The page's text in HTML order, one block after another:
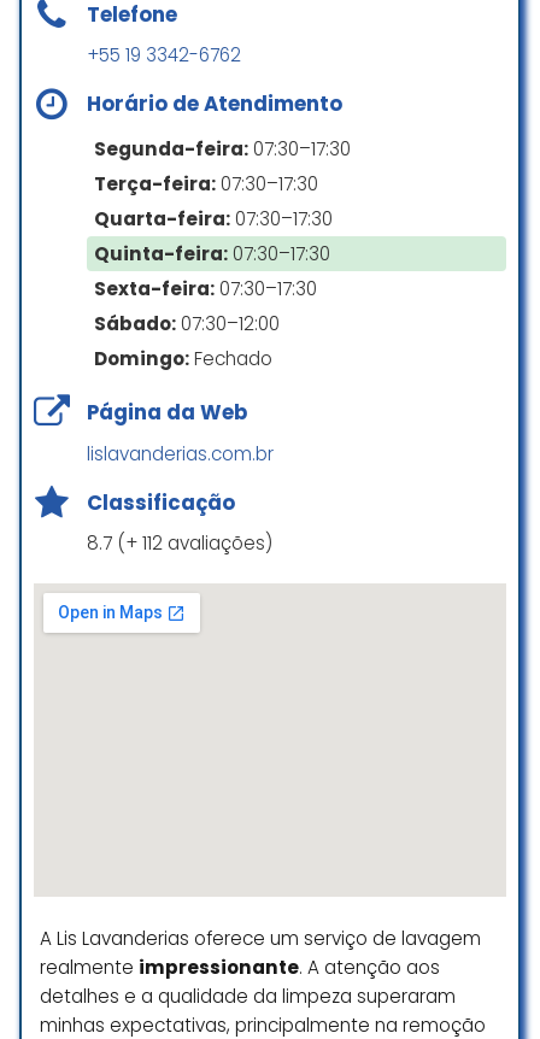
Achei que não limpou muito as
roupas, por mais que essas não
estavam muito sujas e ao terminar
secando elas na secadora.☹️
Aline Camargo
☆ 3/5
A experiência tem sido ótima, as
duram de mais. Minha última
empreitada foi lavar os ursinhos
Atendimento excelente, forma de
pagar muito prática. A roupa sai
Sempre que preciso vou lá.
Itamara Paschoetto
☆ 5/5
Telefone
+55 19 3342-6762
Horário de Atendimento
Segunda-feira: 07:30–17:30
Terça-feira: 07:30–17:30
Quarta-feira: 07:30–17:30
Quinta-feira: 07:30–17:30
Sexta-feira: 07:30–17:30
Sábado: 07:30–12:00
Domingo:Fechado
Página da Web
lislavanderias.com.br
Classificação
8.7 (+ 112 avaliações)
A Lis Lavanderias oferece um serviço de lavagem
realmente impressionante. A atenção aos
detalhes e a qualidade da limpeza superaram
minhas expectativas, principalmente na remoção